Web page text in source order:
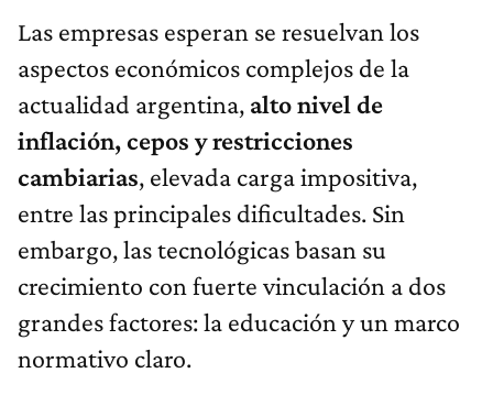
Las empresas esperan se resuelvan los
aspectos económicos complejos de la
actualidad argentina, alto nivel de
inflación, cepos y restricciones
cambiarias, elevada carga impositiva,
entre las principales dificultades. Sin
embargo, las tecnológicas basan su
crecimiento con fuerte vinculación a dos
grandes factores: la educación y un marco
normativo claro.